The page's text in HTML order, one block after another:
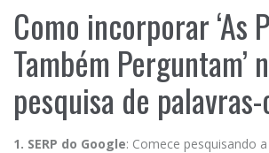
Como incorporar ‘As
Também Perguntam’
pesquisa de
1. SERP do Google: Comece pesquisando